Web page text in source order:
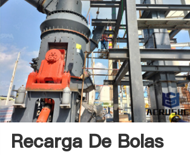
Recarga De Bolas